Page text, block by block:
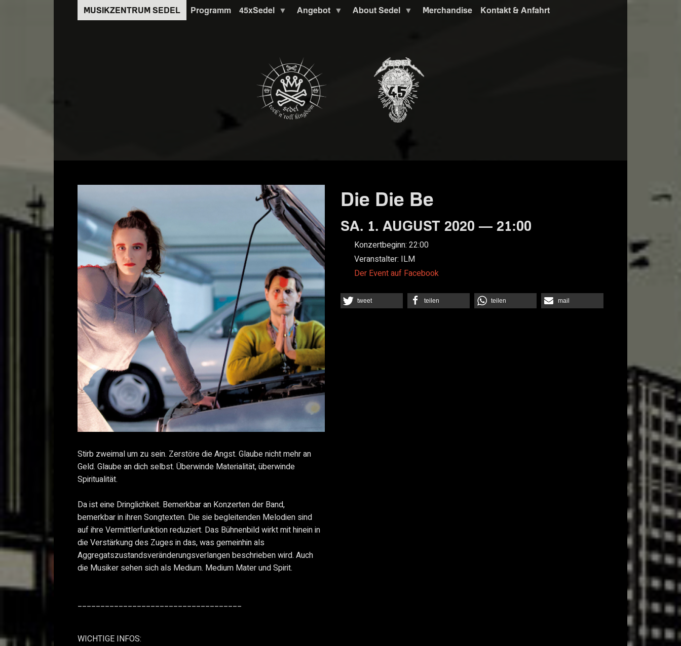
Programm 45xSedel Angebot About Sedel Merchandise Kontakt & Anfahrt
Die Die Be
SA. 1. AUGUST 2020 — 21:00
Konzertbeginn: 22:00
Veranstalter: ILM
Der Event auf Facebook
tweet teilen teilen mail
Stirb zweimal um zu sein. Zerstöre die Angst. Glaube nicht mehr an
Geld. Glaube an dich selbst. Überwinde Materialität, überwinde
Spiritualität.
Da ist eine Dringlichkeit. Bemerkbar an Konzerten der Band,
bemerkbar in ihren Songtexten. Die sie begleitenden Melodien sind
auf ihre Vermittlerfunktion reduziert. Das Bühnenbild wirkt mit hinein in
die Verstärkung des Zuges in das, was gemeinhin als
Aggregatszustandsveränderungsverlangen beschrieben wird. Auch
die Musiker sehen sich als Medium. Medium Mater und Spirit.
____________________________________
WICHTIGE INFOS: